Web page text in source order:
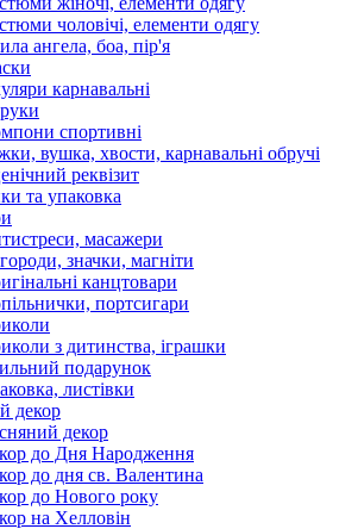
чоловічі, елементи одягу
ангела, боа, пір'я
карнавальні
спортивні
вушка, хвости, карнавальні обручі
реквізит
та упаковка
масажери
значки, магніти
канцтовари
портсигари
з дитинства, іграшки
подарунок
листівки
декор
декор
до Дня Народження
до дня св. Валентина
до Нового року
на Хелловін